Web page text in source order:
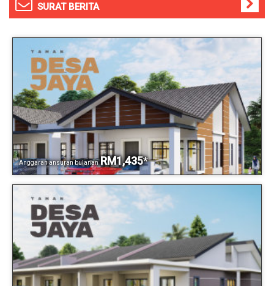
SURAT BERITA
Anggaran ansuran bulanan RM1,435*